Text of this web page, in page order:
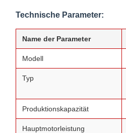
Technische Parameter:
Name der Parameter
Modell
Typ
Produktionskapazität
Hauptmotorleistung